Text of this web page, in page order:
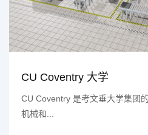
CU Coventry 大学
CU Coventry 是考文垂大学集团
机械和...